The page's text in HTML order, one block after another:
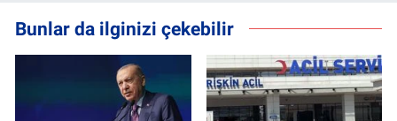
Bunlar da ilginizi çekebilir